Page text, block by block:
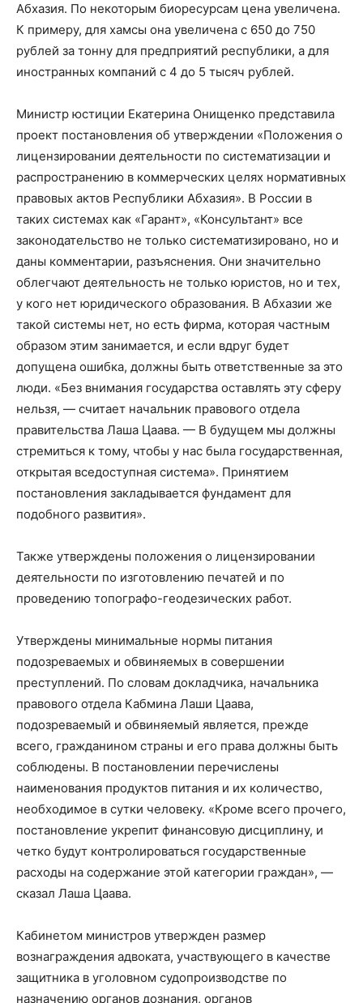
Абхазия. По некоторым биоресурсам цена увеличена.
К примеру, для хамсы она увеличена с 650 до 750
рублей за тонну для предприятий республики, а для
иностранных компаний с 4 до 5 тысяч рублей.
Министр юстиции Екатерина Онищенко представила
проект постановления об утверждении «Положения о
лицензировании деятельности по систематизации и
распространению в коммерческих целях нормативных
правовых актов Республики Абхазия». В России в
таких системах как «Гарант», «Консультант» все
законодательство не только систематизировано, но и
даны комментарии, разъяснения. Они значительно
облегчают деятельность не только юристов, но и тех,
у кого нет юридического образования. В Абхазии же
такой системы нет, но есть фирма, которая частным
образом этим занимается, и если вдруг будет
допущена ошибка, должны быть ответственные за это
люди. «Без внимания государства оставлять эту сферу
нельзя, — считает начальник правового отдела
правительства Лаша Цаава. — В будущем мы должны
стремиться к тому, чтобы у нас была государственная,
открытая вседоступная система». Принятием
постановления закладывается фундамент для
подобного развития».
Также утверждены положения о лицензировании
деятельности по изготовлению печатей и по
проведению топографо-геодезических работ.
Утверждены минимальные нормы питания
подозреваемых и обвиняемых в совершении
преступлений. По словам докладчика, начальника
правового отдела Кабмина Лаши Цаава,
подозреваемый и обвиняемый является, прежде
всего, гражданином страны и его права должны быть
соблюдены. В постановлении перечислены
наименования продуктов питания и их количество,
необходимое в сутки человеку. «Кроме всего прочего,
постановление укрепит финансовую дисциплину, и
четко будут контролироваться государственные
расходы на содержание этой категории граждан», —
сказал Лаша Цаава.
Кабинетом министров утвержден размер
вознаграждения адвоката, участвующего в качестве
защитника в уголовном судопроизводстве по
назначению органов дознания, органов